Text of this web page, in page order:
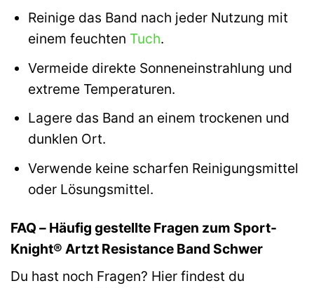
Reinige das Band nach jeder Nutzung mit
einem feuchten Tuch.
Vermeide direkte Sonneneinstrahlung und
extreme Temperaturen.
Lagere das Band an einem trockenen und
dunklen Ort.
Verwende keine scharfen Reinigungsmittel
oder Lösungsmittel.
FAQ – Häufig gestellte Fragen zum Sport-
Knight® Artzt Resistance Band Schwer
Du hast noch Fragen? Hier findest du